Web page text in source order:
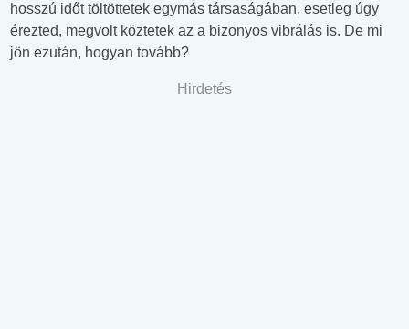
hosszú időt töltöttetek egymás társaságában, esetleg úgy
érezted, megvolt köztetek az a bizonyos vibrálás is. De mi
jön ezután, hogyan tovább?
Hirdetés